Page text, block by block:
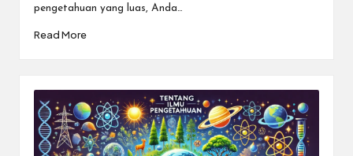
pengetahuan yang luas, Anda…
Read More